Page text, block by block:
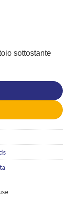
sottostante